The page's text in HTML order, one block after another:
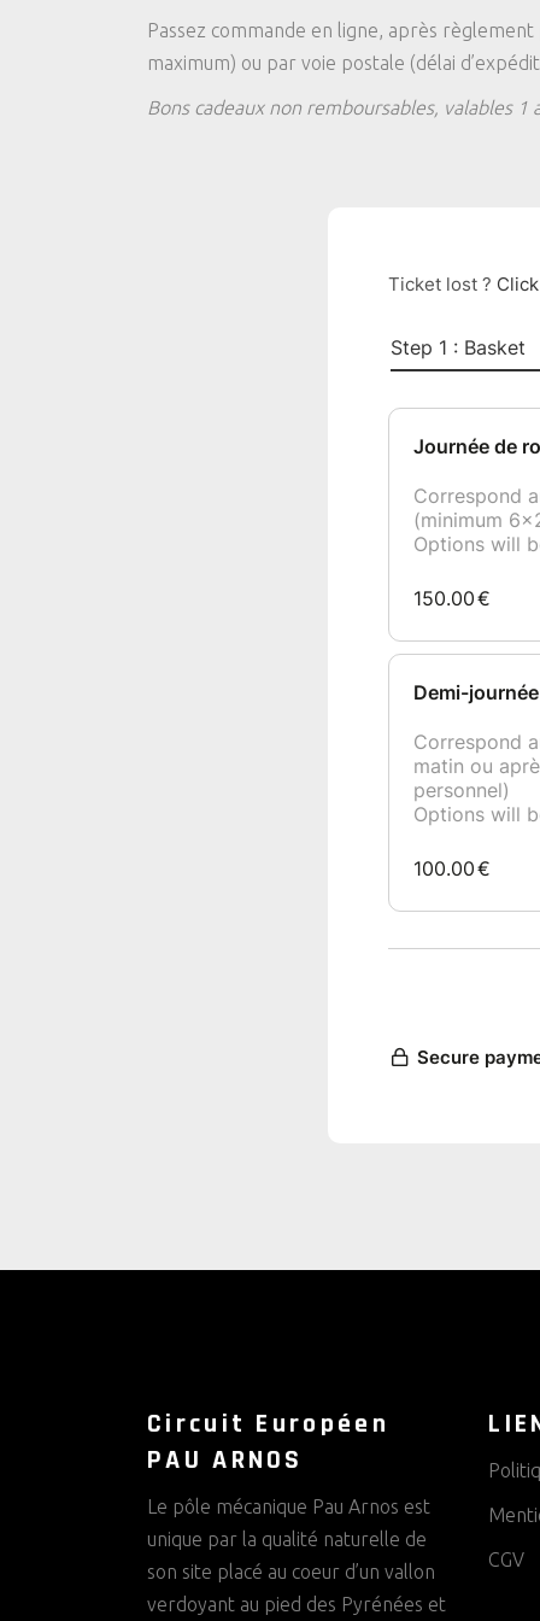
Passez commande en ligne, après
maximum) ou par voie postale (délai
Bons cadeaux non remboursables, valables 1
Circuit Européen
PAU ARNOS
Le pôle mécanique Pau Arnos est
unique par la qualité naturelle de
son site placé au coeur d’un vallon
verdoyant au pied des Pyrénées et
CGV